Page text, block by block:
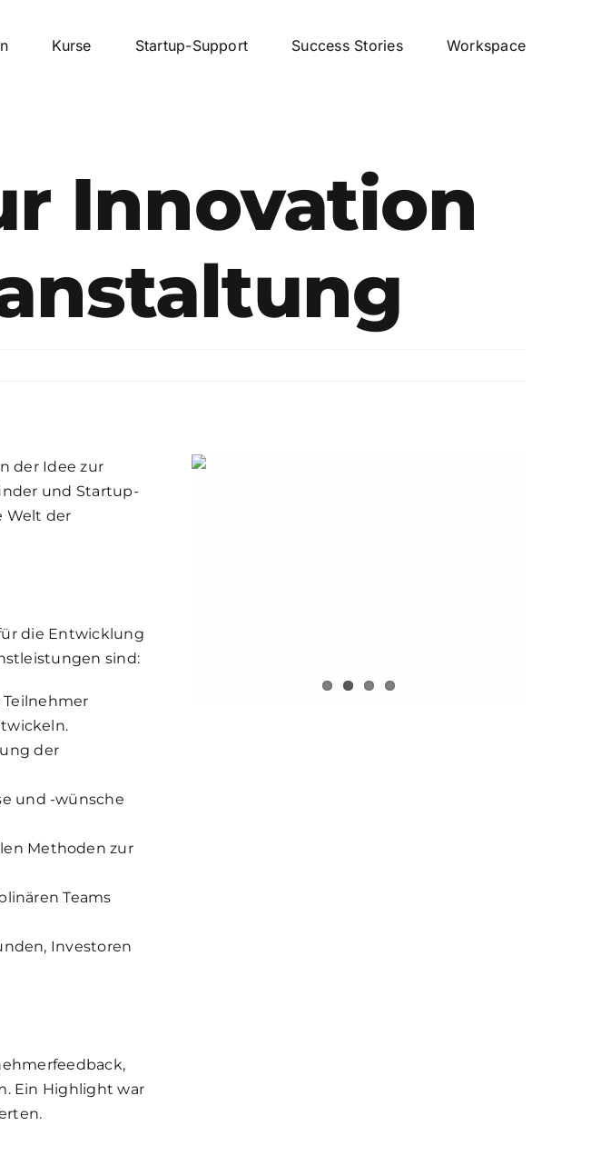
Kurse Startup-Support Success Stories Workspace
Innovation
der Idee zur
und Startup-
Welt der
die Entwicklung
sind:
der
und -wünsche
Methoden zur
Teams
Investoren
Ein Highlight war